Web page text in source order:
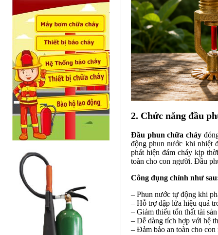
2. Chức năng đầu
Đầu phun chữa cháy
động phun nước khi nhiệt
phát hiện đám cháy kịp
toàn cho con người. Đầu
Công dụng chính như
– Phun nước tự động khi
– Hỗ trợ dập lửa hiệu quả
– Giảm thiểu tổn thất tài
– Dễ dàng tích hợp với hệ
– Đảm bảo an toàn cho